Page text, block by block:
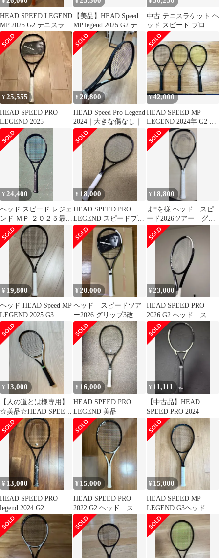
HEAD SPEED LEGEND
MP 2025 G2 テニスラケ
ット
【美品】HEAD Speed
MP legend 2025 G2 テニ
スラケット
中古 テニスラケット ヘ
ッド スピード プロ レ
ジェンド 2025年モデル
(G2) HEAD SPEED
PRO LEGEND 2025
(c26060380c)
¥25,555
HEAD SPEED PRO
LEGEND 2025
¥20,800
HEAD Speed Pro Legend
2024｜大きな傷なし｜
¥42,000
HEAD SPEED MP
LEGEND 2024年 G2 3
本セット
¥ 24,400
ヘッド スピード レジェ
ンド ＭＰ ２０２５最終
値下げ中
¥ 18,000
HEAD SPEED PRO
LEGEND スピードプ
ロ レジェンド
¥ 18,800
ま*を様 ヘッド スピ
ード2026ツアー グリ
ップ3
¥ 19,800
ヘッド HEAD Speed MP
LEGEND 2025 G3
¥ 20,000
ヘッド スピードツア
ー2026 グリップ3改
¥ 23,000
HEAD SPEED PRO
2026 G2 ヘッド スピ
ード プロ
¥ 13,000
【人の道とは様専用】
☆美品☆HEAD SPEED
PRO 2024/G2
¥ 16,000
HEAD SPEED PRO
LEGEND 美品
¥ 11,111
【中古品】HEAD
SPEED PRO 2024
¥ 13,000
HEAD SPEED PRO
legend 2024 G2
¥ 15,000
HEAD SPEED PRO
2022 G2 ヘッド スピ
ード プロ
¥ 15,000
HEAD SPEED MP
LEGEND G3ヘッド
2024